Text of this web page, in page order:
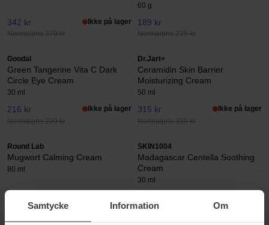
Samtycke Information Om
342 kr
Normalpris 379 kr
Ikke på lager
60 g
189 kr
Normalpris 225 kr
Goodal
Green Tangerine Vita C Dark
Circle Eye Cream
30 ml
216 kr
Normalpris 239 kr
Ikke på lager
Dr.Jart+
Ceramidin Skin Barrier
Moisturizing Cream
50 ml
315 kr
Normalpris 350 kr
Ikke på lager
Round Lab
Mugwort Calming Cream
80 ml
Normalpris 285 kr
SKIN1004
Madagascar Centella Soothing
Cream
30 ml
Normalpris 79 kr